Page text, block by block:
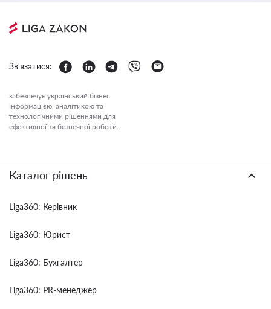
Зв'язатися:
забезпечує український бізнес
інформацією, аналітикою та
технологічними рішеннями для
ефективної та безпечної роботи.
Каталог рішень
Liga360: Керівник
Liga360: Юрист
Liga360: Бухгалтер
Liga360: PR-менеджер